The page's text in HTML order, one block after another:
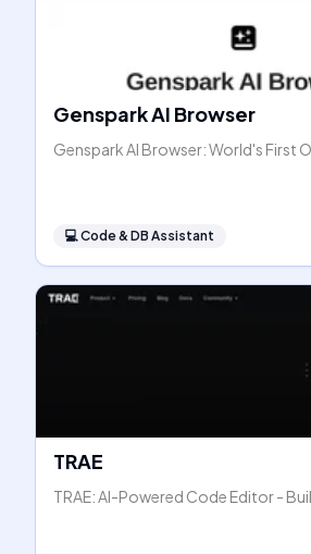
Genspark AI Browser
Genspark AI Browser: World's First
💻Code & DB Assistant
TRAE
TRAE: AI-Powered Code Editor -